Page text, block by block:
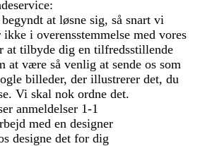
at løsne sig, så snart vi
ikke i overensstemmelse med vores
at tilbyde dig en tilfredsstillende
at være så venlig at sende os som
billeder, der illustrerer det, du
Vi skal nok ordne det.
anmeldelser 1-1
med en designer
designe det for dig